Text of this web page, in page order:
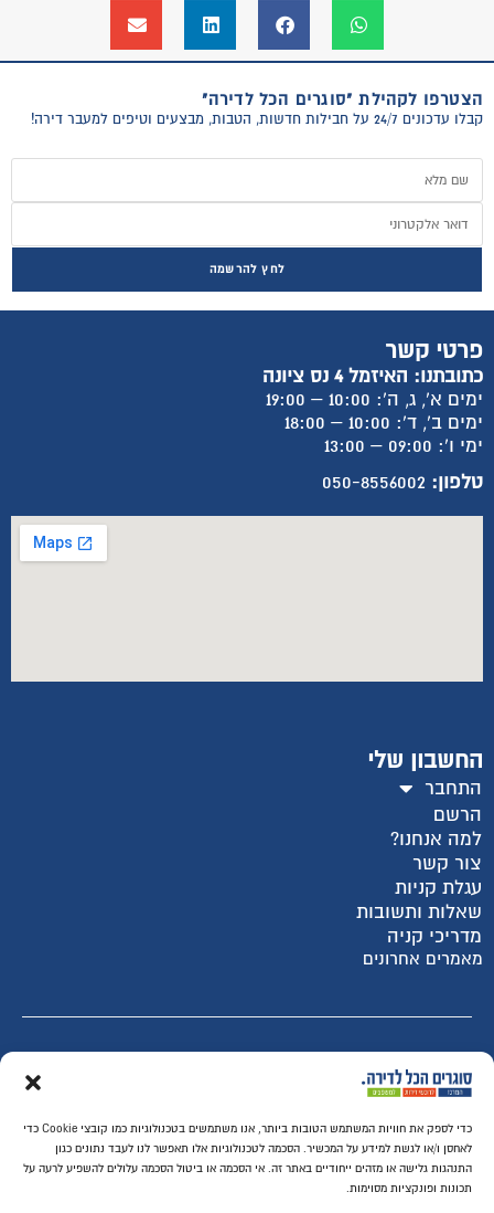
כדי לספק את חוויות המשתמש הטובות ביותר, אנו משתמשים בטכנולוגיות כמו קובצי Cookie כדי
לאחסן ו/או לגשת למידע על המכשיר. הסכמה לטכנולוגיות אלו תאפשר לנו לעבד נתונים כגון
התנהגות גלישה או מזהים ייחודיים באתר זה. אי הסכמה או ביטול הסכמה עלולים להשפיע לרעה על
תכונות ופונקציות מסוימות.
הצטרפו לקהילת "סוגרים הכל לדירה"
קבלו עדכונים 24/7 על חבילות חדשות, הטבות, מבצעים וטיפים למעבר דירה!
לחץ להרשמה
פרטי קשר
כתובתנו: האיזמל 4 נס ציונה
ימים א', ג, ה': 10:00 – 19:00
ימים ב', ד': 10:00 – 18:00
ימי ו': 09:00 – 13:00
טלפון: 050-8556002
החשבון שלי
התחבר
הרשם
למה אנחנו?
צור קשר
עגלת קניות
שאלות ותשובות
מדריכי קניה
מאמרים אחרונים